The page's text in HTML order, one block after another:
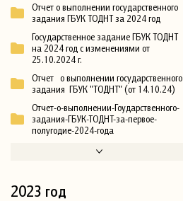
Отчет о выполнении государственного
задания ГБУК ТОДНТ за 2024 год
Государственное задание ГБУК ТОДНТ
на 2024 год с изменениями от
25.10.2024 г.
Отчет о выполнении государственного
задания ГБУК "ТОДНТ" (от 14.10.24)
Отчет-о-выполнении-Гоударственного-
задания-ГБУК-ТОДНТ-за-первое-
полугодие-2024-года
2023 год